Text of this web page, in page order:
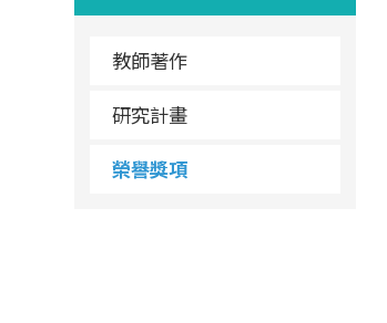
教師著作
研究計畫
榮譽獎項